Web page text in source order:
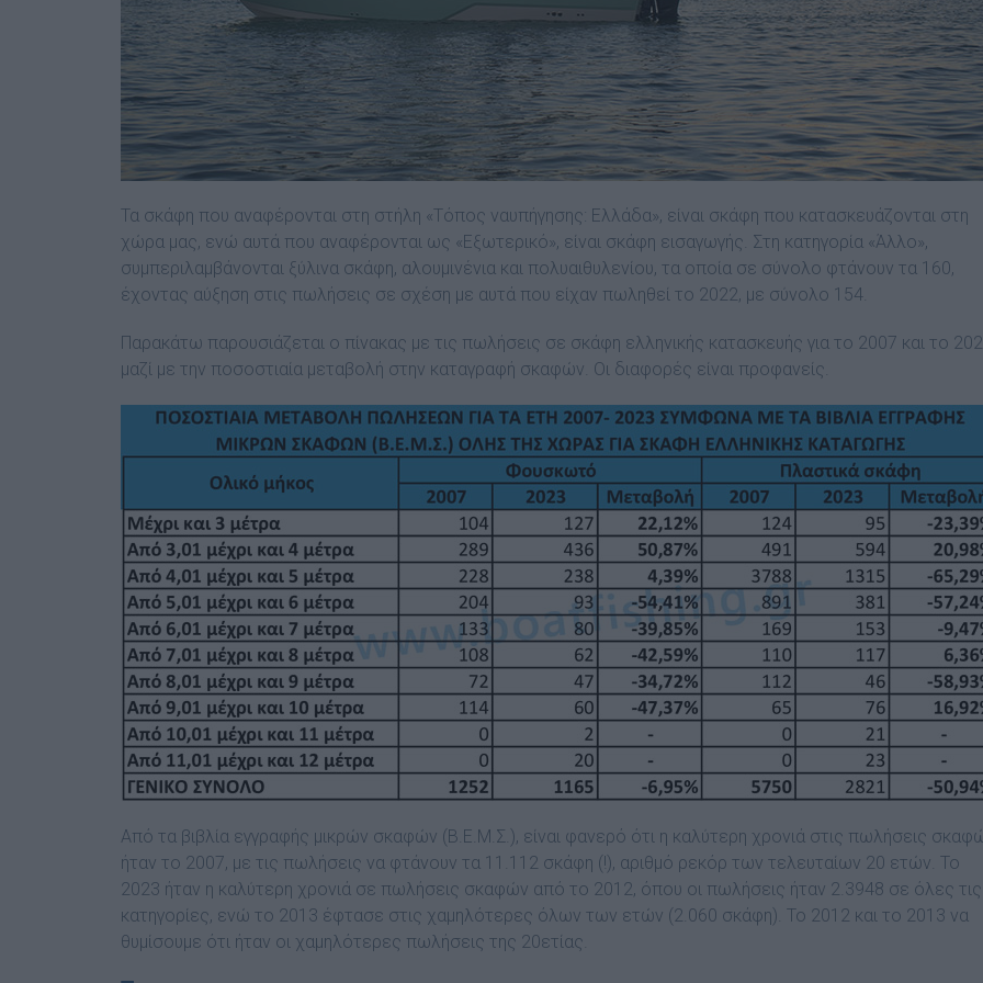
Τα σκάφη που αναφέρονται στη στήλη «Τόπος ναυπήγησης: Ελλάδα», είναι σκάφη που κατασκευάζονται στη
χώρα μας, ενώ αυτά που αναφέρονται ως «Εξωτερικό», είναι σκάφη εισαγωγής. Στη κατηγορία «Άλλο»,
συμπεριλαμβάνονται ξύλινα σκάφη, αλουμινένια και πολυαιθυλενίου, τα οποία σε σύνολο φτάνουν τα 160,
έχοντας αύξηση στις πωλήσεις σε σχέση με αυτά που είχαν πωληθεί το 2022, με σύνολο 154.
Παρακάτω παρουσιάζεται ο πίνακας με τις πωλήσεις σε σκάφη ελληνικής κατασκευής για το 2007 και το
μαζί με την ποσοστιαία μεταβολή στην καταγραφή σκαφών. Οι διαφορές είναι προφανείς.
Από τα βιβλία εγγραφής μικρών σκαφών (Β.Ε.Μ.Σ.), είναι φανερό ότι η καλύτερη χρονιά στις πωλήσεις
ήταν το 2007, με τις πωλήσεις να φτάνουν τα 11.112 σκάφη (!), αριθμό ρεκόρ των τελευταίων 20 ετών. Το
2023 ήταν η καλύτερη χρονιά σε πωλήσεις σκαφών από το 2012, όπου οι πωλήσεις ήταν 2.3948 σε όλες τις
κατηγορίες, ενώ το 2013 έφτασε στις χαμηλότερες όλων των ετών (2.060 σκάφη). Το 2012 και το 2013 να
θυμίσουμε ότι ήταν οι χαμηλότερες πωλήσεις της 20ετίας.